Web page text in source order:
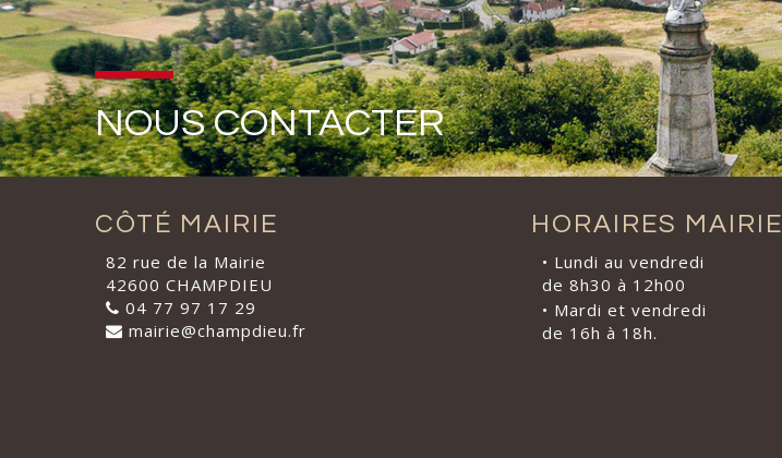
NOUS CONTACTER
CÔTÉ MAIRIE
82 rue de la Mairie
42600 CHAMPDIEU
04 77 97 17 29
mairie@champdieu.fr
HORAIRES MAIRIE
• Lundi au vendredi
de 8h30 à 12h00
• Mardi et vendredi
de 16h à 18h.